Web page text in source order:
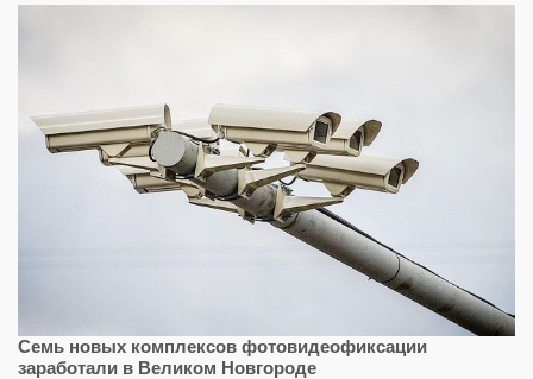
Семь новых комплексов фотовидеофиксации
заработали в Великом Новгороде